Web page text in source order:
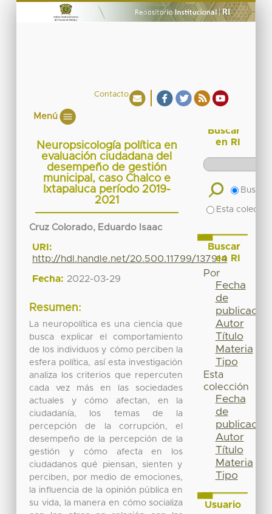
Contacto
Menú
Neuropsicología política en
evaluación ciudadana del
desempeño de gestión
municipal, caso Chalco e
Ixtapaluca período 2019-
2021
Cruz Colorado, Eduardo Isaac
URI:
http://hdl.handle.net/20.500.11799/137914
Fecha: 2022-03-29
Resumen:
La neuropolítica es una ciencia que
busca explicar el comportamiento
de los individuos y cómo perciben la
esfera política, así esta investigación
analiza los criterios que repercuten
cada vez más en las sociedades
actuales y cómo afectan, en la
ciudadanía, los temas de la
percepción de la corrupción, el
desempeño de la percepción de la
gestión y cómo afecta en los
ciudadanos qué piensan, sienten y
perciben, por medio de emociones,
la influencia de la opinión pública en
su vida, la manera en cómo socializa
Buscar
en RI
Buscar
Esta
Buscar
en RI
Por
Fecha
de
publicación
Autor
Título
Materia
Tipo
Esta
colección
Fecha
de
publicación
Autor
Título
Materia
Tipo
Usuario